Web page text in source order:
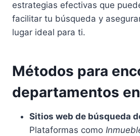
estrategias efectivas que
facilitar tu búsqueda y
lugar ideal para ti.
Métodos para
departamentos
Sitios web de búsqueda
Plataformas como